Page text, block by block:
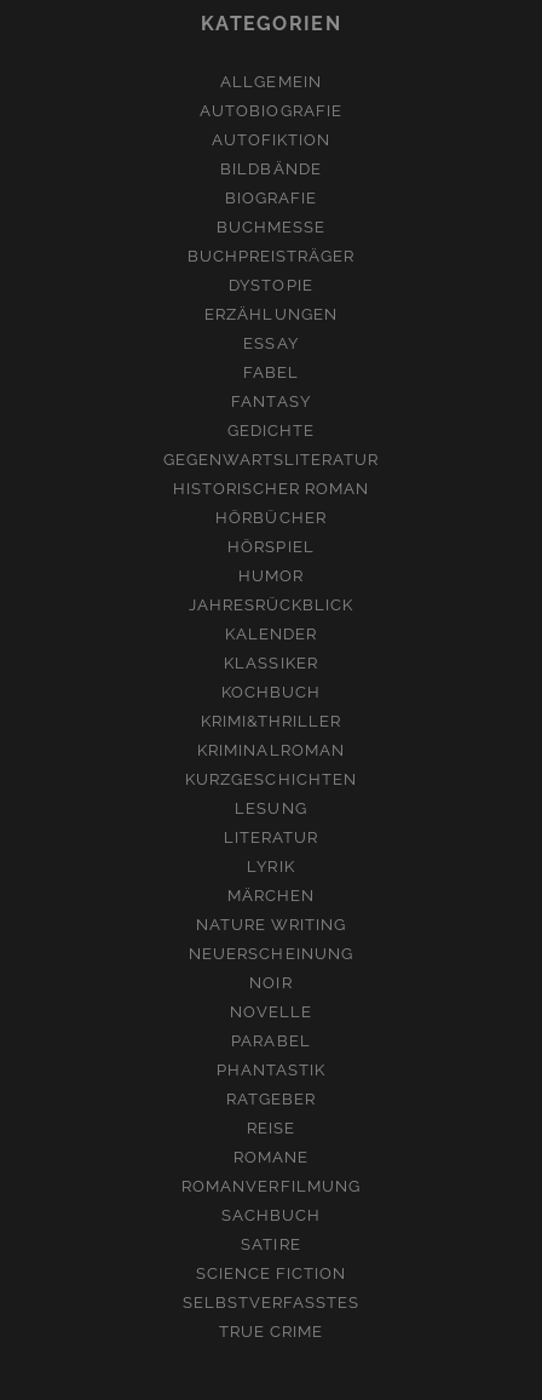
KATEGORIEN
ALLGEMEIN
AUTOBIOGRAFIE
AUTOFIKTION
BILDBÄNDE
BIOGRAFIE
BUCHMESSE
BUCHPREISTRÄGER
DYSTOPIE
ERZÄHLUNGEN
ESSAY
FABEL
FANTASY
GEDICHTE
GEGENWARTSLITERATUR
HISTORISCHER ROMAN
HÖRBÜCHER
HÖRSPIEL
HUMOR
JAHRESRÜCKBLICK
KALENDER
KLASSIKER
KOCHBUCH
KRIMI&THRILLER
KRIMINALROMAN
KURZGESCHICHTEN
LESUNG
LITERATUR
LYRIK
MÄRCHEN
NATURE WRITING
NEUERSCHEINUNG
NOIR
NOVELLE
PARABEL
PHANTASTIK
RATGEBER
REISE
ROMANE
ROMANVERFILMUNG
SACHBUCH
SATIRE
SCIENCE FICTION
SELBSTVERFASSTES
TRUE CRIME